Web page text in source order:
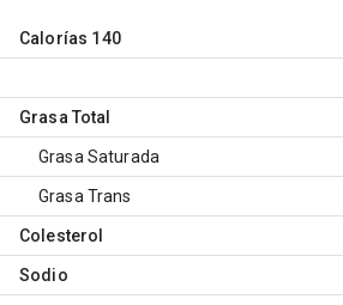
Calorías 140
Grasa Total
Grasa Saturada
Grasa Trans
Colesterol
Sodio